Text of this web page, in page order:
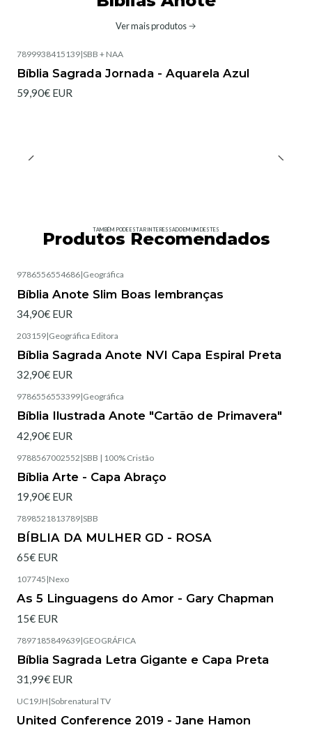
Ver mais produtos
7899938415139|SBB + NAA
Bíblia Sagrada Jornada - Aquarela Azul
59,90€ EUR
TAMBÉM PODE ESTAR INTERESSADO EM UM DESTES
Produtos Recomendados
9786556554686|Geográfica
Bíblia Anote Slim Boas lembranças
34,90€ EUR
203159|Geográfica Editora
Bíblia Sagrada Anote NVI Capa Espiral Preta
32,90€ EUR
9786556553399|Geográfica
Bíblia Ilustrada Anote "Cartão de Primavera"
42,90€ EUR
9788567002552 |SBB | 100% Cristão
Bíblia Arte - Capa Abraço
19,90€ EUR
7898521813789|SBB
BÍBLIA DA MULHER GD - ROSA
65€ EUR
107745 |Nexo
As 5 Linguagens do Amor - Gary Chapman
15€ EUR
7897185849639|GEOGRÁFICA
Bíblia Sagrada Letra Gigante e Capa Preta
31,99€ EUR
UC19JH |Sobrenatural TV
United Conference 2019 - Jane Hamon